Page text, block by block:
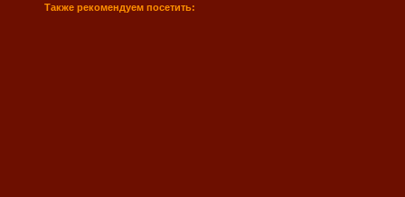
Также рекомендуем посетить: